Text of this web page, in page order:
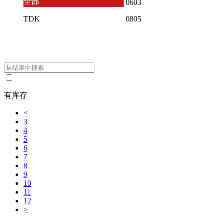
TDK
0603
0805
有库存
<
3
4
5
6
7
8
9
10
11
12
>